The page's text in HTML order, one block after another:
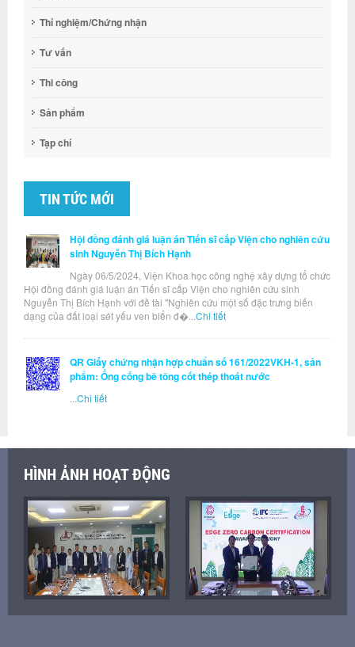
Thí nghiệm/Chứng nhận
Tư vấn
Thi công
Sản phẩm
Tạp chí
TIN TỨC MỚI
Hội đồng đánh giá luận án Tiến sĩ cấp Viện cho nghiên cứu
sinh Nguyễn Thị Bích Hạnh
Ngày 06/5/2024, Viện Khoa học công nghệ xây dựng tổ chức
Hội đồng đánh giá luận án Tiến sĩ cấp Viện cho nghiên cứu sinh
Nguyễn Thị Bích Hạnh với đề tài "Nghiên cứu một số đặc trưng biến
dạng của đất loại sét yếu ven biển đ�... Chi tiết
QR Giấy chứng nhận hợp chuẩn số 161/2022VKH-1, sản
phẩm: Ống cống bê tông cốt thép thoát nước
Chi tiết
HÌNH ẢNH HOẠT ĐỘNG